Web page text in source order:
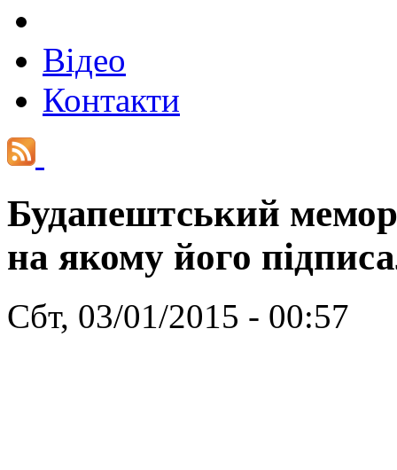
Відео
Контакти
Будапештський
на якому його
Сбт, 03/01/2015 - 00:57